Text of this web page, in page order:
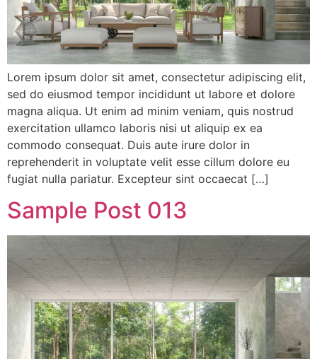
Lorem ipsum dolor sit amet, consectetur adipiscing elit,
sed do eiusmod tempor incididunt ut labore et dolore
magna aliqua. Ut enim ad minim veniam, quis nostrud
exercitation ullamco laboris nisi ut aliquip ex ea
commodo consequat. Duis aute irure dolor in
reprehenderit in voluptate velit esse cillum dolore eu
fugiat nulla pariatur. Excepteur sint occaecat […]
Sample Post 013